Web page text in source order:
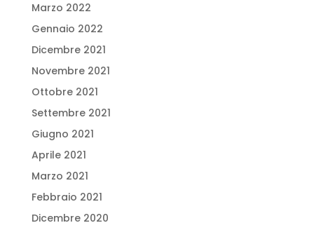
Marzo 2022
Gennaio 2022
Dicembre 2021
Novembre 2021
Ottobre 2021
Settembre 2021
Giugno 2021
Aprile 2021
Marzo 2021
Febbraio 2021
Dicembre 2020